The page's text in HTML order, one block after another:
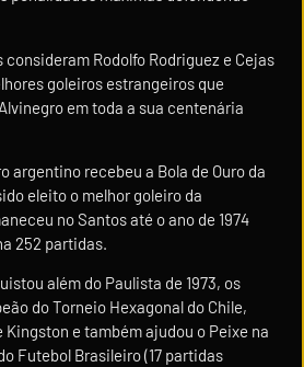
Rodolfo Rodriguez e Cejas
goleiros estrangeiros que
em toda a sua centenária
argentino recebeu a Bola de Ouro da
eleito o melhor goleiro da
no Santos até o ano de 1974
252 partidas.
além do Paulista de 1973, os
do Torneio Hexagonal do Chile,
Kingston e também ajudou o Peixe na
Futebol Brasileiro (17 partidas